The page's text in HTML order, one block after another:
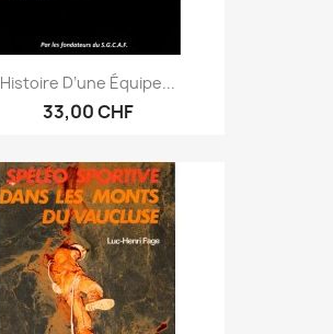
Histoire D’une Équipe...
33,00 CHF